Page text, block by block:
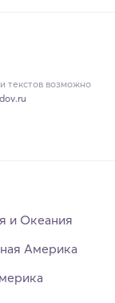
текстов возможно
и Океания
Америка